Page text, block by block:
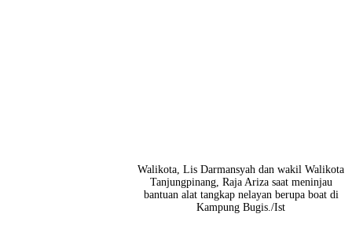
Walikota, Lis Darmansyah dan wakil Walikota
Tanjungpinang, Raja Ariza saat meninjau
bantuan alat tangkap nelayan berupa boat di
Kampung Bugis./Ist